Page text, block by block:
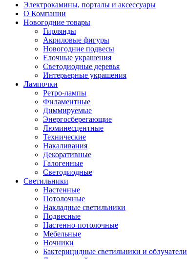
Электрокамины, порталы и аксессуары
О Компании
Новогодние товары
Гирлянды
Акриловые фигуры
Новогодние подвесы
Елочные украшения
Светодиодные деревья
Интерьерные украшения
Лампочки
Ретро-лампы
Филаментные
Диммируемые
Энергосберегающие
Люминесцентные
Технические
Накаливания
Декоративные
Галогенные
Светодиодные
Светильники
Настенные
Потолочные
Накладные светильники
Подвесные
Настенно-потолочные
Мебельные
Ночники
Бактерицидные светильники и облучатели